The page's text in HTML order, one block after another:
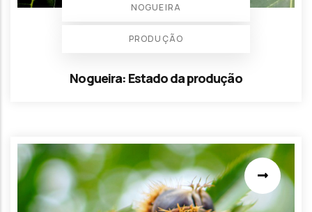
NOGUEIRA
PRODUÇÃO
Nogueira: Estado da produção